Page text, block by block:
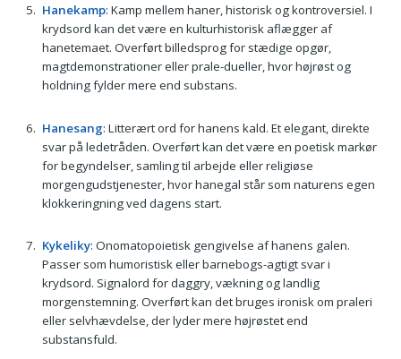
Hanekamp: Kamp mellem haner, historisk og kontroversiel. I
krydsord kan det være en kulturhistorisk aflægger af
hanetemaet. Overført billedsprog for stædige opgør,
magtdemonstrationer eller prale-dueller, hvor højrøst og
holdning fylder mere end substans.
Hanesang: Litterært ord for hanens kald. Et elegant, direkte
svar på ledetråden. Overført kan det være en poetisk markør
for begyndelser, samling til arbejde eller religiøse
morgengudstjenester, hvor hanegal står som naturens egen
klokkeringning ved dagens start.
Kykeliky: Onomatopoietisk gengivelse af hanens galen.
Passer som humoristisk eller barnebogs-agtigt svar i
krydsord. Signalord for daggry, vækning og landlig
morgenstemning. Overført kan det bruges ironisk om praleri
eller selvhævdelse, der lyder mere højrøstet end
substansfuld.